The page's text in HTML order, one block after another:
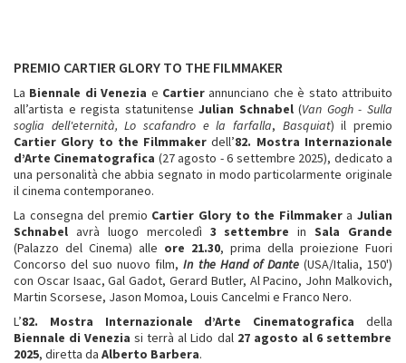
PREMIO CARTIER GLORY TO THE FILMMAKER
La Biennale di Venezia e Cartierannunciano che è stato attribuito
all’artista e regista statunitenseJulian Schnabel(Van Gogh - Sulla
soglia dell'eternità,Lo scafandro e la farfalla, Basquiat) il premio
Cartier Glory to the Filmmakerdell’82. Mostra Internazionale
d’Arte Cinematografica (27 agosto - 6 settembre 2025), dedicato a
una personalità che abbia segnato in modo particolarmente originale
il cinema contemporaneo.
La consegna del premio Cartier Glory to the FilmmakeraJulian
Schnabel avrà luogo mercoledì 3 settembre inSala Grande
(Palazzo del Cinema) alle ore 21.30, prima della proiezione Fuori
Concorso del suo nuovo film,In the Hand of Dante (USA/Italia, 150')
con Oscar Isaac, Gal Gadot, Gerard Butler, Al Pacino, John Malkovich,
Martin Scorsese, Jason Momoa, Louis Cancelmi e Franco Nero.
L’82. Mostra Internazionale d’Arte Cinematografica della
Biennale di Veneziasi terrà al Lido dal27 agosto al 6 settembre
2025, diretta da Alberto Barbera.